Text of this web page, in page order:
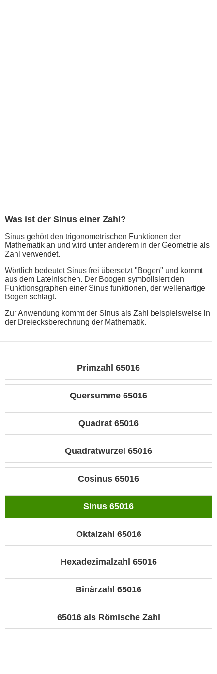
Was ist der Sinus einer Zahl?
Sinus gehört den trigonometrischen Funktionen der
Mathematik an und wird unter anderem in der Geometrie als
Zahl verwendet.
Wörtlich bedeutet Sinus frei übersetzt "Bogen" und kommt
aus dem Lateinischen. Der Boogen symbolisiert den
Funktionsgraphen einer Sinus funktionen, der wellenartige
Bögen schlägt.
Zur Anwendung kommt der Sinus als Zahl beispielsweise in
der Dreiecksberechnung der Mathematik.
Primzahl 65016
Quersumme 65016
Quadrat 65016
Quadratwurzel 65016
Cosinus 65016
Sinus 65016
Oktalzahl 65016
Hexadezimalzahl 65016
Binärzahl 65016
65016 als Römische Zahl